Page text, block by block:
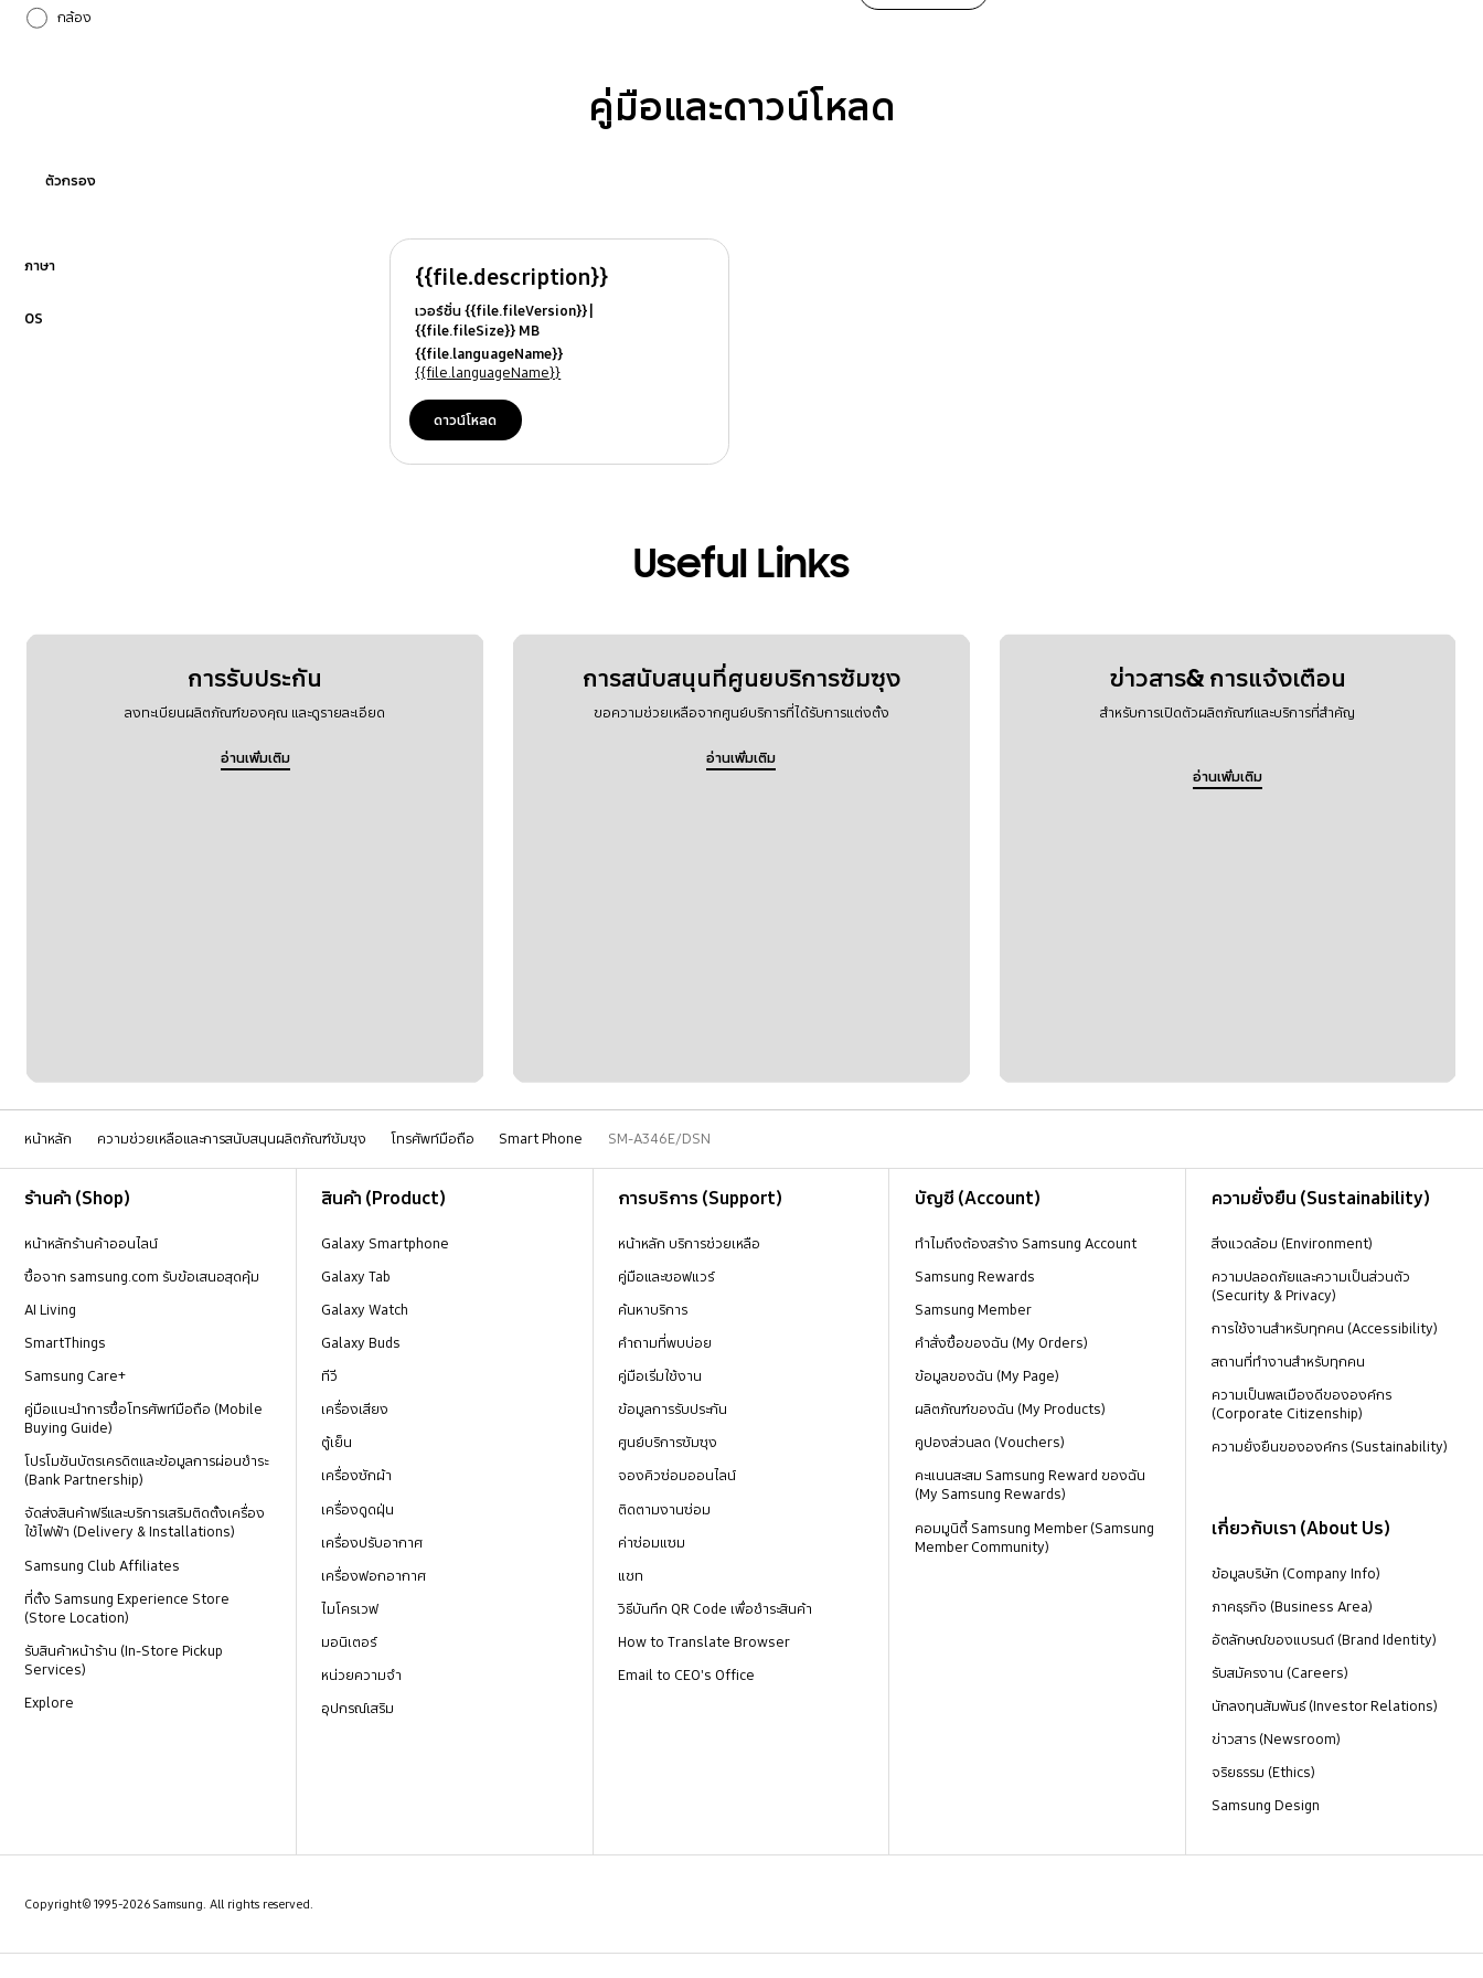
กล้อง
คู่มือและดาวน์โหลด
ตัวกรอง
ภาษา
OS
{{file.description}}
เวอร์ชั่น {{file.fileVersion}}
{{file.fileSize}} MB
{{file.fileModifiedDate}}
{{file.osNames}}
{{file.languageName}}
{{file.languageName}}
ดาวน์โหลด
Useful Links
การรับประกัน
ลงทะเบียนผลิตภัณฑ์ของคุณ และดูรายละเอียด
อ่านเพิ่มเติม
การสนับสนุนที่ศูนยบริการซัมซุง
ขอความช่วยเหลือจากศูนย์บริการที่ได้รับการแต่งตั้ง
อ่านเพิ่มเติม
ข่าวสาร& การแจ้งเตือน
สำหรับการเปิดตัวผลิตภัณฑ์และบริการที่สำคัญ
อ่านเพิ่มเติม
หน้าหลัก ความช่วยเหลือและการสนับสนุนผลิตภัณฑ์ซัมซุง โทรศัพท์มือถือ Smart Phone SM-A346E/DSN
ร้านค้า (Shop)
หน้าหลักร้านค้าออนไลน์
ซื้อจาก samsung.com รับข้อเสนอสุดคุ้ม
AI Living
SmartThings
Samsung Care+
คู่มือแนะนำการซื้อโทรศัพท์มือถือ (Mobile
Buying Guide)
โปรโมชันบัตรเครดิตและข้อมูลการผ่อนชำระ
(Bank Partnership)
จัดส่งสินค้าฟรีและบริการเสริมติดตั้งเครื่อง
ใช้ไฟฟ้า (Delivery & Installations)
Samsung Club Affiliates
ที่ตั้ง Samsung Experience Store
(Store Location)
รับสินค้าหน้าร้าน (In-Store Pickup
Services)
Explore
สินค้า (Product)
Galaxy Smartphone
Galaxy Tab
Galaxy Watch
Galaxy Buds
ทีวี
เครื่องเสียง
ตู้เย็น
เครื่องซักผ้า
เครื่องดูดฝุ่น
เครื่องปรับอากาศ
เครื่องฟอกอากาศ
ไมโครเวฟ
มอนิเตอร์
หน่วยความจำ
อุปกรณ์เสริม
การบริการ (Support)
หน้าหลัก บริการช่วยเหลือ
คู่มือและซอฟแวร์
ค้นหาบริการ
คำถามที่พบบ่อย
คู่มือเริ่มใช้งาน
ข้อมูลการรับประกัน
ศูนย์บริการซัมซุง
จองคิวซ่อมออนไลน์
ติดตามงานซ่อม
ค่าซ่อมแซม
แชท
วิธีบันทึก QR Code เพื่อชำระสินค้า
How to Translate Browser
Email to CEO's Office
บัญชี (Account)
ทำไมถึงต้องสร้าง Samsung Account
Samsung Rewards
Samsung Member
คำสั่งซื้อของฉัน (My Orders)
ข้อมูลของฉัน (My Page)
ผลิตภัณฑ์ของฉัน (My Products)
คูปองส่วนลด (Vouchers)
คะแนนสะสม Samsung Reward ของฉัน
(My Samsung Rewards)
คอมมูนิตี้ Samsung Member (Samsung
Member Community)
ความยั่งยืน (Sustainability)
สิ่งแวดล้อม (Environment)
ความปลอดภัยและความเป็นส่วนตัว
(Security & Privacy)
การใช้งานสำหรับทุกคน (Accessibility)
สถานที่ทำงานสำหรับทุกคน
ความเป็นพลเมืองดีขององค์กร
(Corporate Citizenship)
ความยั่งยืนขององค์กร (Sustainability)
เกี่ยวกับเรา (About Us)
ข้อมูลบริษัท (Company Info)
ภาคธุรกิจ (Business Area)
อัตลักษณ์ของแบรนด์ (Brand Identity)
รับสมัครงาน (Careers)
นักลงทุนสัมพันธ์ (Investor Relations)
ข่าวสาร (Newsroom)
จริยธรรม (Ethics)
Samsung Design
Copyright© 1995-2026 Samsung. All rights reserved.